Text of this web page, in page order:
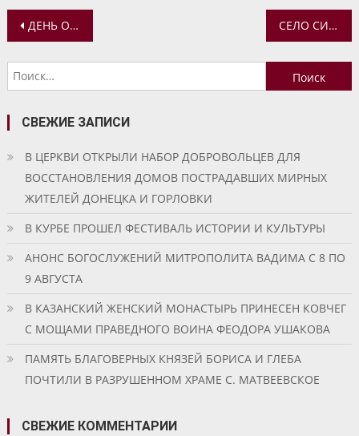
Навигация
по
записям
ДЕНЬ ОТКРЫТЫХ ДВЕРЕЙ В ЯРОСЛАВСКОЙ ДУХОВНОЙ СЕМИНАРИИ ПЕРЕНОСИТСЯ СЕЛО СИТЬ-ПОКРОВСКОЕ И СИТСКАЯ БИТВА
Найти:
СВЕЖИЕ ЗАПИСИ
В ЦЕРКВИ ОТКРЫЛИ НАБОР ДОБРОВОЛЬЦЕВ ДЛЯ
ВОССТАНОВЛЕНИЯ ДОМОВ ПОСТРАДАВШИХ МИРНЫХ
ЖИТЕЛЕЙ ДОНЕЦКА И ГОРЛОВКИ
В КУРБЕ ПРОШЕЛ ФЕСТИВАЛЬ ИСТОРИИ И КУЛЬТУРЫ
АНОНС БОГОСЛУЖЕНИЙ МИТРОПОЛИТА ВАДИМА С 8 ПО
9 АВГУСТА
В КАЗАНСКИЙ ЖЕНСКИЙ МОНАСТЫРЬ ПРИНЕСЕН КОВЧЕГ
С МОЩАМИ ПРАВЕДНОГО ВОИНА ФЕОДОРА УШАКОВА
ПАМЯТЬ БЛАГОВЕРНЫХ КНЯЗЕЙ БОРИСА И ГЛЕБА
ПОЧТИЛИ В РАЗРУШЕННОМ ХРАМЕ С. МАТВЕЕВСКОЕ
СВЕЖИЕ КОММЕНТАРИИ